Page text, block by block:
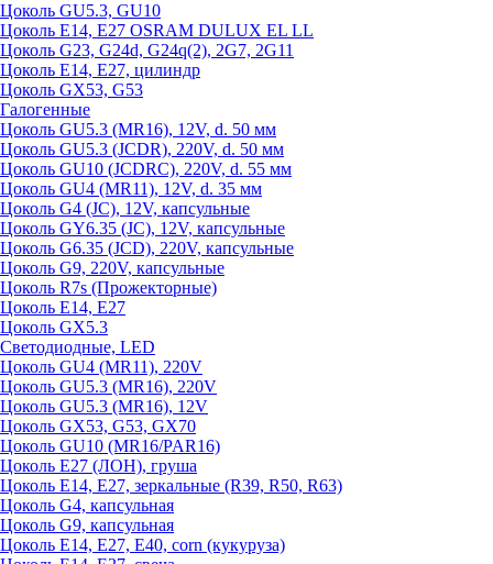
Цоколь GU5.3, GU10
Цоколь Е14, Е27 OSRAM DULUX EL LL
Цоколь G23, G24d, G24q(2), 2G7, 2G11
Цоколь Е14, Е27, цилиндр
Цоколь GX53, G53
Галогенные
Цоколь GU5.3 (MR16), 12V, d. 50 мм
Цоколь GU5.3 (JCDR), 220V, d. 50 мм
Цоколь GU10 (JCDRC), 220V, d. 55 мм
Цоколь GU4 (MR11), 12V, d. 35 мм
Цоколь G4 (JC), 12V, капсульные
Цоколь GY6.35 (JC), 12V, капсульные
Цоколь G6.35 (JCD), 220V, капсульные
Цоколь G9, 220V, капсульные
Цоколь R7s (Прожекторные)
Цоколь E14, E27
Цоколь GX5.3
Светодиодные, LED
Цоколь GU4 (MR11), 220V
Цоколь GU5.3 (MR16), 220V
Цоколь GU5.3 (MR16), 12V
Цоколь GX53, G53, GX70
Цоколь GU10 (MR16/PAR16)
Цоколь Е27 (ЛОН), груша
Цоколь Е14, Е27, зеркальные (R39, R50, R63)
Цоколь G4, капсульная
Цоколь G9, капсульная
Цоколь Е14, Е27, Е40, corn (кукуруза)